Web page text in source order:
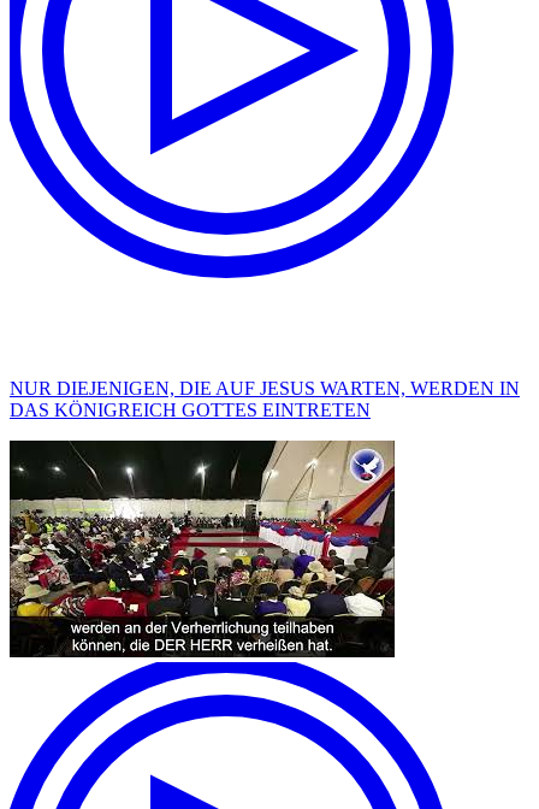
NUR DIEJENIGEN, DIE AUF JESUS WARTEN, WERDEN IN
DAS KÖNIGREICH GOTTES EINTRETEN